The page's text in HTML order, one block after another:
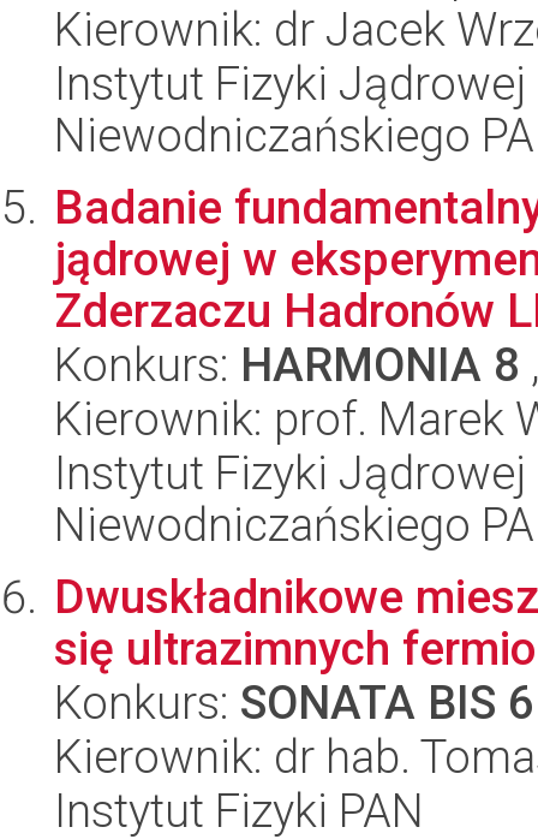
Kierownik: dr Jacek
Instytut Fizyki
Niewodniczańskiego
Badanie
jądrowej w
Zderzaczu Hadronów
Konkurs: HARMONIA 8
Kierownik: prof. Marek
Instytut Fizyki
Niewodniczańskiego
Dwuskładnikowe
się ultrazimnych
Konkurs: SONATA BIS 6
Kierownik: dr hab.
Instytut Fizyki PAN